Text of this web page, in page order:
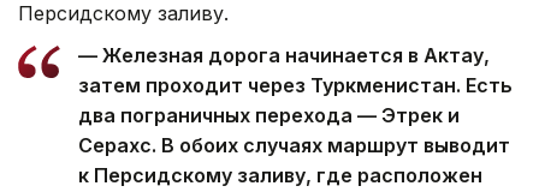
Персидскому заливу.
— Железная дорога начинается в Актау,
затем проходит через Туркменистан. Есть
два пограничных перехода — Этрек и
Серахс. В обоих случаях маршрут выводит
к Персидскому заливу, где расположен